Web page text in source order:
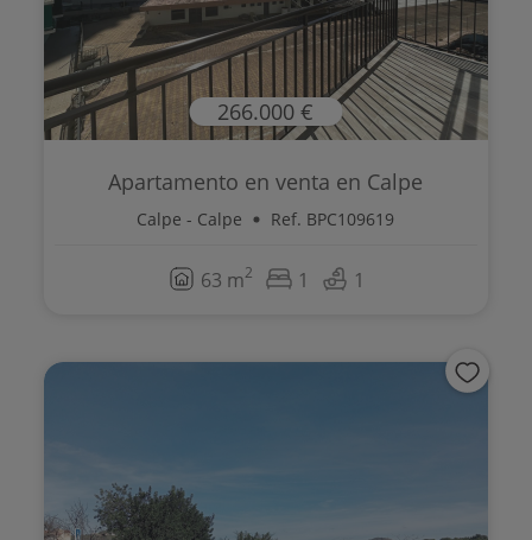
266.000 €
Apartamento en venta en Calpe
Calpe - Calpe Ref. BPC109619
63 m2 1 1